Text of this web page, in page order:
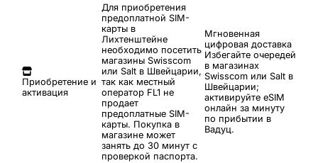
Приобретение и
активация
Для приобретения
предоплатной SIM-
карты в
Лихтенштейне
необходимо посетить
магазины Swisscom
или Salt в Швейцарии,
так как местный
оператор FL1 не
продает
предоплатные SIM-
карты. Покупка в
магазине может
занять до 30 минут с
проверкой паспорта.
Мгновенная
цифровая доставка
Избегайте очередей
в магазинах
Swisscom или Salt в
Швейцарии;
активируйте eSIM
онлайн за минуту
по прибытии в
Вадуц.